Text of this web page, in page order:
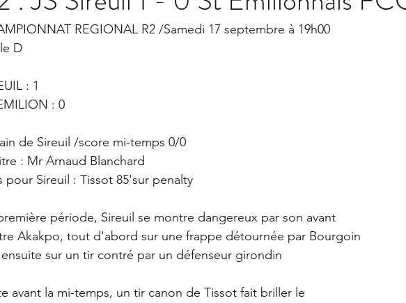
REGIONAL R2 /Samedi 17 septembre à 19h00
D
: 1
: 0
de Sireuil /score mi-temps 0/0
: Mr Arnaud Blanchard
pour Sireuil : Tissot 85'sur penalty
période, Sireuil se montre dangereux par son avant
Akakpo, tout d'abord sur une frappe détournée par Bourgoin
ensuite sur un tir contré par un défenseur girondin
avant la mi-temps, un tir canon de Tissot fait briller le